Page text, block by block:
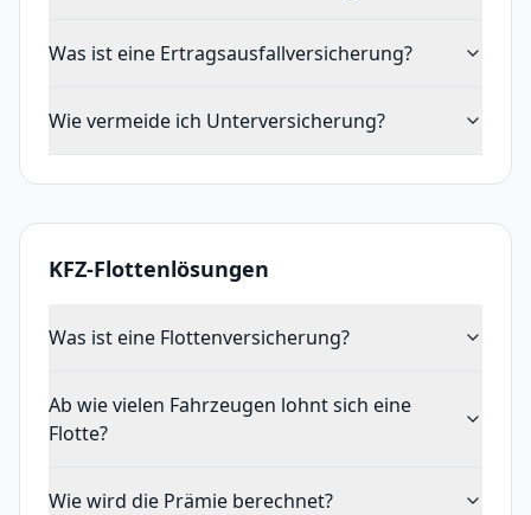
Was ist eine Ertragsausfallversicherung?
Wie vermeide ich Unterversicherung?
KFZ-Flottenlösungen
Was ist eine Flottenversicherung?
Ab wie vielen Fahrzeugen lohnt sich eine
Flotte?
Wie wird die Prämie berechnet?